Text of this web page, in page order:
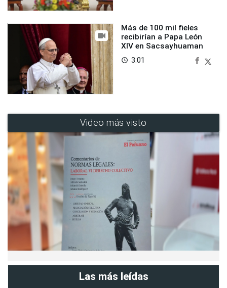
Más de 100 mil fieles
recibirían a Papa León
XIV en Sacsayhuaman
access_time 3:01
Video más visto
Las más leídas